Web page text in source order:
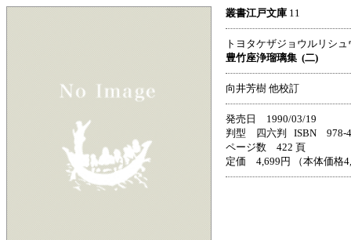
叢書江戸文庫 11
トヨタケザジョウルリシュ
豊竹座浄瑠璃集 (二)
向井芳樹 他校訂
発売日 1990/03/19
判型 四六判 ISBN 978-
ページ数 422 頁
定価 4,699円 （本体価格